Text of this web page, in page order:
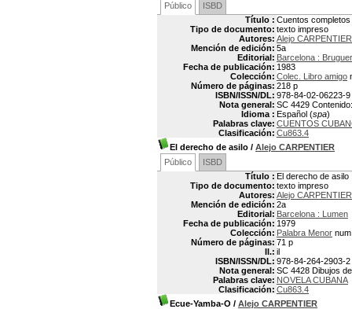
Público
ISBD
Título : Cuentos completos
Tipo de documento: texto impreso
Autores: Alejo
Mención de edición: 5a
Editorial: Barcelona :
Fecha de publicación: 1983
Colección: Colec. Libro amigo
Número de páginas: 218 p
ISBN/ISSN/DL: 978-84-02-06223-9
Nota general: SC 4429
Idioma : Español (spa)
Palabras clave: CUENTOS
Clasificación: Cu863.4
El derecho de asilo / Alejo CARPENTIER
Público
ISBD
Título : El derecho de asilo
Tipo de documento: texto impreso
Autores: Alejo
Mención de edición: 2a
Editorial: Barcelona : Lumen
Fecha de publicación: 1979
Colección: Palabra Menor
Número de páginas: 71 p
Il.: il
ISBN/ISSN/DL: 978-84-264-2903-2
Nota general: SC 4428 Dibujos
Palabras clave: NOVELA CUBANA
Clasificación: Cu863.4
Ecue-Yamba-O / Alejo CARPENTIER